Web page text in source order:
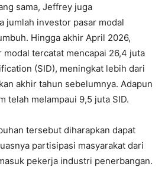
sama, Jeffrey juga
jumlah investor pasar modal
Hingga akhir April 2026,
modal tercatat mencapai 26,4 juta
(SID), meningkat lebih dari
akhir tahun sebelumnya. Adapun
telah melampaui 9,5 juta SID.
tersebut diharapkan dapat
partisipasi masyarakat dari
pekerja industri penerbangan.